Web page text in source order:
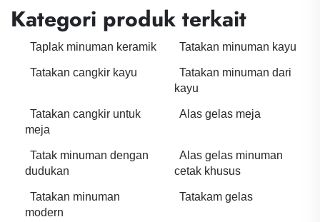
Kategori produk terkait
Taplak minuman keramik Tatakan minuman kayu
Tatakan cangkir kayu
Tatakan minuman dari
kayu
Tatakan cangkir untuk
meja
Alas gelas meja
Tatak minuman dengan
dudukan
Alas gelas minuman
cetak khusus
Tatakan minuman
modern
Tatakam gelas